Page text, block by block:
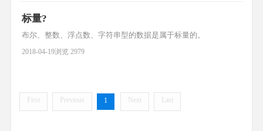
标量?
布尔、整数、浮点数、字符串型的数据是属于标量的。
2018-04-19浏览 2979
First Previous 1 Next Last